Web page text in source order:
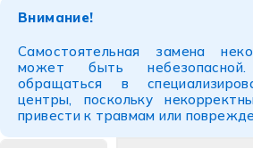
Внимание!
Самостоятельная замена
может быть
обращаться в
центры, поскольку
привести к травмам или